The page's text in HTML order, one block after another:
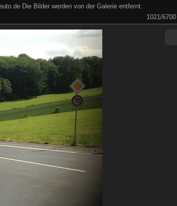
Die Bilder werden von der Galerie entfernt.
1021/6700